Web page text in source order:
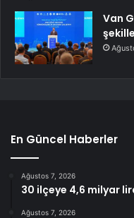
Van
En Güncel Haberler
Ağustos 7, 2026
30 ilçeye 4,6 milyar
Ağustos 7, 2026